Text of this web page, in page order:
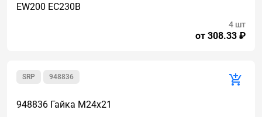
EW200 EC230B
от 308.33 ₽
4 шт
948836
SRP
948836 Гайка М24х21